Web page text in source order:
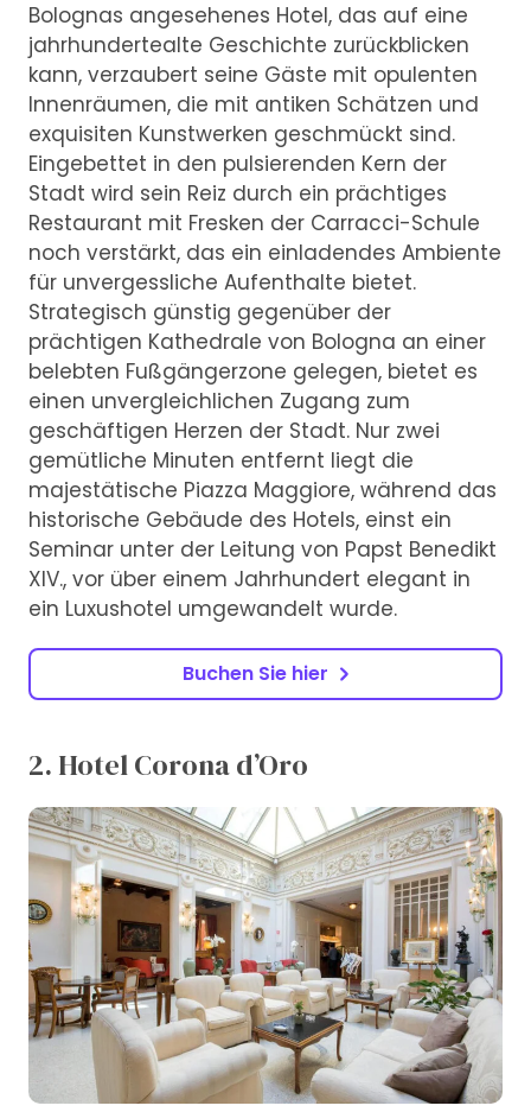
Bolognas angesehenes Hotel, das auf eine
jahrhundertealte Geschichte zurückblicken
kann, verzaubert seine Gäste mit opulenten
Innenräumen, die mit antiken Schätzen und
exquisiten Kunstwerken geschmückt sind.
Eingebettet in den pulsierenden Kern der
Stadt wird sein Reiz durch ein prächtiges
Restaurant mit Fresken der Carracci-Schule
noch verstärkt, das ein einladendes Ambiente
für unvergessliche Aufenthalte bietet.
Strategisch günstig gegenüber der
prächtigen Kathedrale von Bologna an einer
belebten Fußgängerzone gelegen, bietet es
einen unvergleichlichen Zugang zum
geschäftigen Herzen der Stadt. Nur zwei
gemütliche Minuten entfernt liegt die
majestätische Piazza Maggiore, während das
historische Gebäude des Hotels, einst ein
Seminar unter der Leitung von Papst Benedikt
XIV., vor über einem Jahrhundert elegant in
ein Luxushotel umgewandelt wurde.
Buchen Sie hier
2. Hotel Corona d’Oro